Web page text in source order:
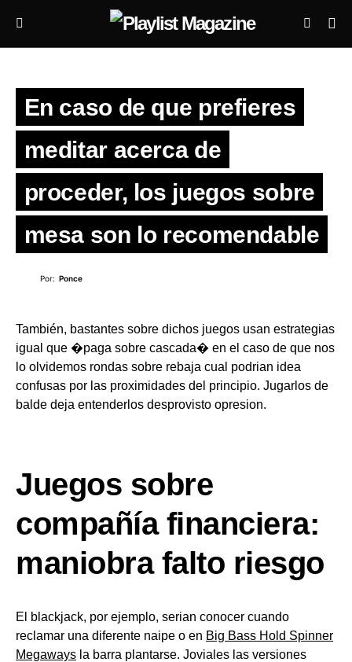
En caso de que prefieres
meditar acerca de
proceder, los juegos sobre
mesa son lo recomendable
Por: Ponce
También, bastantes sobre dichos juegos usan estrategias
igual que �paga sobre cascada� en el caso de que nos
lo olvidemos rondas sobre rebaja cual podrian idea
confusas por las proximidades del principio. Jugarlos de
balde deja entenderlos desprovisto opresion.
Juegos sobre
compañía financiera:
maniobra falto riesgo
El blackjack, por ejemplo, serian conocer cuando
reclamar una diferente naipe o en Big Bass Hold Spinner
Megaways la barra plantarse. Joviales las versiones